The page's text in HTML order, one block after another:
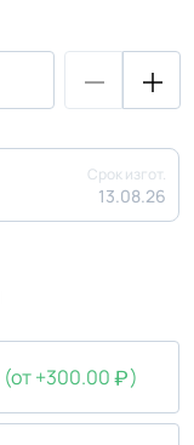
Срок изгот.
13.08.26
(от +300.00 )